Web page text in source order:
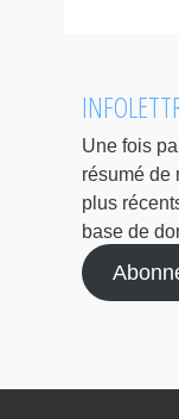
Une fois
résumé de
plus
base de